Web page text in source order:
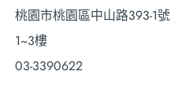
桃園市桃園區中山路393-1號
1~3樓
03-3390622